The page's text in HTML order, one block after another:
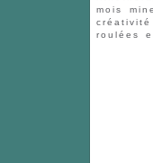
mois
créativité
roulées